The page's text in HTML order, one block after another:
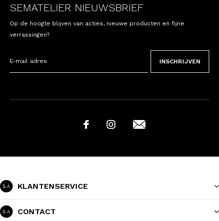
SEMATELIER NIEUWSBRIEF
Op de hoogte blijven van acties, nieuwe producten en fijne
verrassingen?
INSCHRIJVEN
KLANTENSERVICE
CONTACT